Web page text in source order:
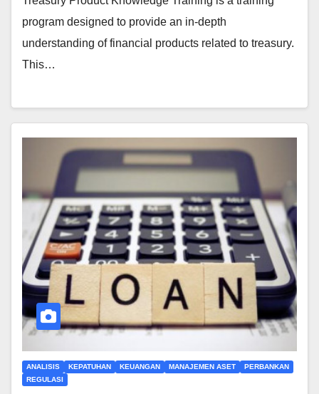
program designed to provide an in-depth
understanding of financial products related to treasury.
This…
ANALISIS KEPATUHAN KEUANGAN MANAJEMEN ASET
PERBANKAN
REGULASI